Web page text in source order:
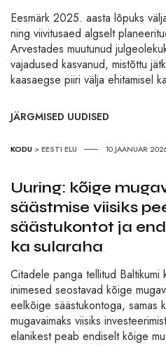
Eesmärk 2025. aasta lõpuks
ning viivitusaed algselt
Arvestades muutunud
vajadused kasvanud, mistõttu
kaasaegse piiri välja ehitamisel
JÄRGMISED UUDISED
KODU >EESTI ELU 10.JAANUAR
Uuring: kõige
säästmise viisiks
säästukontot ja
ka sularaha
Citadele panga tellitud Baltikumi
inimesed seostavad kõige
eelkõige säästukontoga, samas
mugavaimaks viisiks
elanikest peab endiselt kõige